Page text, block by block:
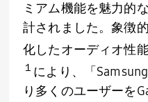
ミアム機能を魅力的
計されました。象徴
化したオーディオ性
１ により、「 Samsung
り多くのユーザーを